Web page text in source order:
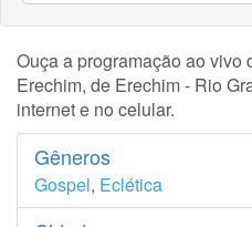
Ouça a programação ao vivo
Erechim, de Erechim - Rio
internet e no celular.
Gêneros
Gospel, Eclética